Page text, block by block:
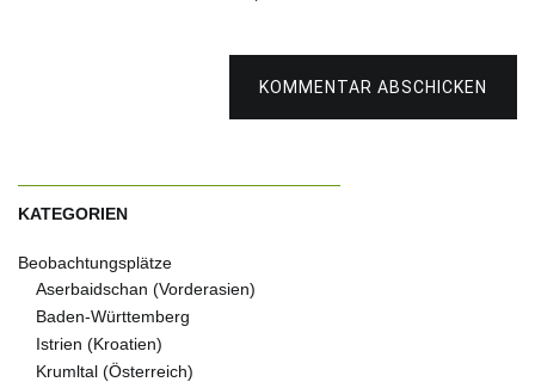
KOMMENTAR ABSCHICKEN
KATEGORIEN
Beobachtungsplätze
Aserbaidschan (Vorderasien)
Baden-Württemberg
Istrien (Kroatien)
Krumltal (Österreich)